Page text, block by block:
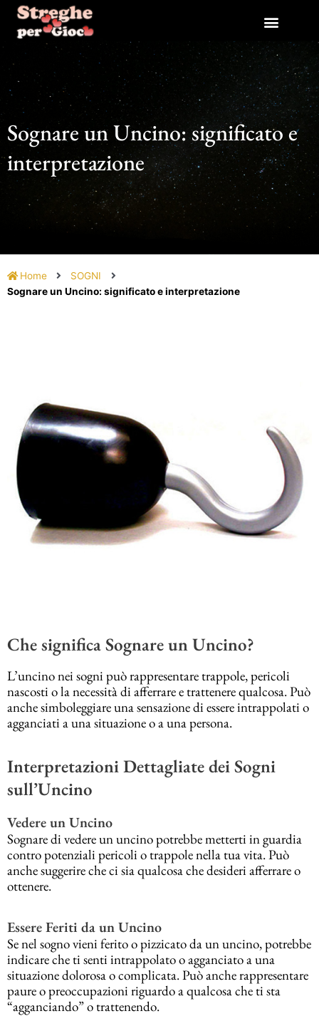
contenuto
Sognare un Uncino: significato e
interpretazione
Home
SOGNI
Sognare un Uncino: significato e interpretazione
Che significa Sognare un Uncino?
L’uncino nei sogni può rappresentare trappole, pericoli
nascosti o la necessità di afferrare e trattenere qualcosa. Può
anche simboleggiare una sensazione di essere intrappolati o
agganciati a una situazione o a una persona.
Interpretazioni Dettagliate dei Sogni
sull’Uncino
Vedere un Uncino
Sognare di vedere un uncino potrebbe metterti in guardia
contro potenziali pericoli o trappole nella tua vita. Può
anche suggerire che ci sia qualcosa che desideri afferrare o
ottenere.
Essere Feriti da un Uncino
Se nel sogno vieni ferito o pizzicato da un uncino, potrebbe
indicare che ti senti intrappolato o agganciato a una
situazione dolorosa o complicata. Può anche rappresentare
paure o preoccupazioni riguardo a qualcosa che ti sta
“agganciando” o trattenendo.